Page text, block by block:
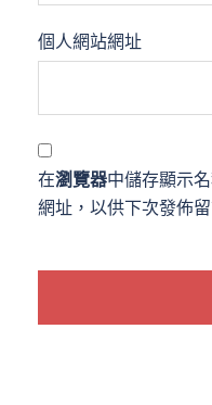
個人網站網址
在瀏覽器中儲存顯示
網址，以供下次發佈